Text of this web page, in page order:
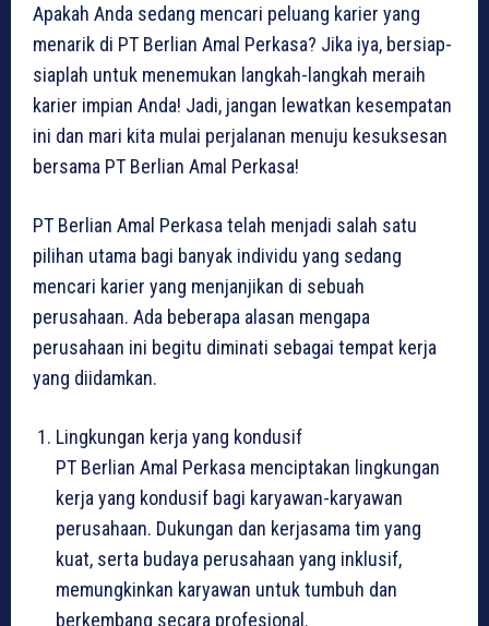
Apakah Anda sedang mencari peluang karier yang
menarik di PT Berlian Amal Perkasa? Jika iya, bersiap-
siaplah untuk menemukan langkah-langkah meraih
karier impian Anda! Jadi, jangan lewatkan kesempatan
ini dan mari kita mulai perjalanan menuju kesuksesan
bersama PT Berlian Amal Perkasa!
PT Berlian Amal Perkasa telah menjadi salah satu
pilihan utama bagi banyak individu yang sedang
mencari karier yang menjanjikan di sebuah
perusahaan. Ada beberapa alasan mengapa
perusahaan ini begitu diminati sebagai tempat kerja
yang diidamkan.
Lingkungan kerja yang kondusif
PT Berlian Amal Perkasa menciptakan lingkungan
kerja yang kondusif bagi karyawan-karyawan
perusahaan. Dukungan dan kerjasama tim yang
kuat, serta budaya perusahaan yang inklusif,
memungkinkan karyawan untuk tumbuh dan
berkembang secara profesional.